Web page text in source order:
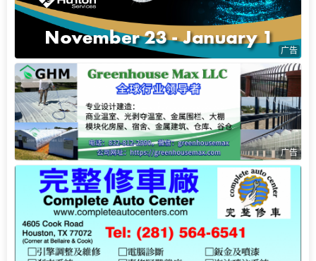
广告
广告